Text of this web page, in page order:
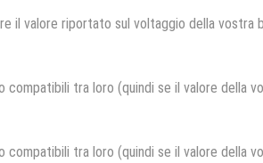
valore riportato sul voltaggio della vostra
compatibili tra loro (quindi se il valore
compatibili tra loro (quindi se il valore